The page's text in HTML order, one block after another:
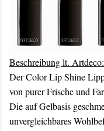
Beschreibung lt. Artdeco:
Der Color Lip Shine
von purer Frische und
Die auf Gelbasis
unvergleichbares